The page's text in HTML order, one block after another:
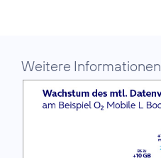
Weitere Informationen